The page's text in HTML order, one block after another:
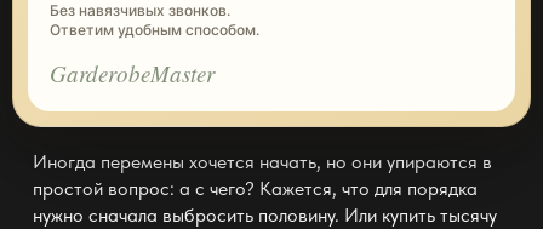
Без навязчивых звонков.
Ответим удобным способом.
GarderobeMaster
Иногда перемены хочется начать, но они упираются в
простой вопрос: а с чего? Кажется, что для порядка
нужно сначала выбросить половину. Или купить тысячу